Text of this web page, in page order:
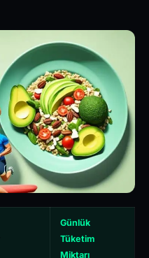
Günlük
Tüketim
Miktarı